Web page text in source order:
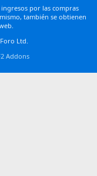
por las compras
también se obtienen
Ltd.
Addons